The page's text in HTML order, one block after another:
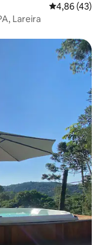
4,86 de uma
4,86 (43)
Lareira